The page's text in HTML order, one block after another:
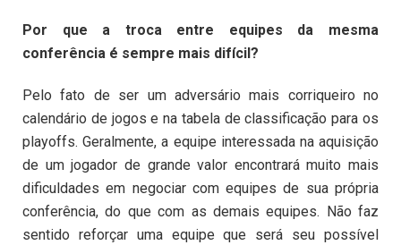
Por que a troca entre equipes da mesma
conferência é sempre mais difícil?
Pelo fato de ser um adversário mais corriqueiro no
calendário de jogos e na tabela de classificação para os
playoffs. Geralmente, a equipe interessada na aquisição
de um jogador de grande valor encontrará muito mais
dificuldades em negociar com equipes de sua própria
conferência, do que com as demais equipes. Não faz
sentido reforçar uma equipe que será seu possível